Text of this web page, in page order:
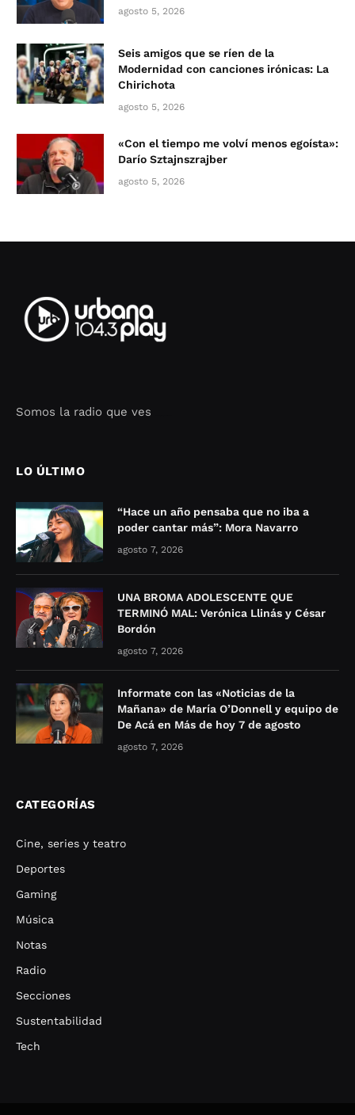
agosto 5, 2026
Seis amigos que se ríen de la
Modernidad con canciones irónicas: La
Chirichota
agosto 5, 2026
«Con el tiempo me volví menos egoísta»:
Darío Sztajnszrajber
agosto 5, 2026
Somos la radio que ves
LO ÚLTIMO
“Hace un año pensaba que no iba a
poder cantar más”: Mora Navarro
agosto 7, 2026
UNA BROMA ADOLESCENTE QUE
TERMINÓ MAL: Verónica Llinás y César
Bordón
agosto 7, 2026
Informate con las «Noticias de la
Mañana» de María O’Donnell y equipo de
De Acá en Más de hoy 7 de agosto
agosto 7, 2026
CATEGORÍAS
Cine, series y teatro
Deportes
Gaming
Música
Notas
Radio
Secciones
Sustentabilidad
Tech